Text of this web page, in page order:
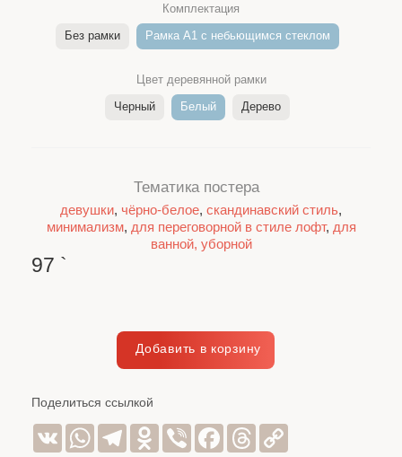
Комплектация
Без рамки
Рамка A1 c небьющимся стеклом
Цвет деревянной рамки
Черный
Белый Дерево
Тематика постера
девушки, чёрно-белое, скандинавский стиль,
минимализм, для переговорной в стиле лофт, для
ванной, уборной
97 `
Поделиться ссылкой
VK WhatsAppTelegramOdnoklassniki
Viber Facebook
Threads